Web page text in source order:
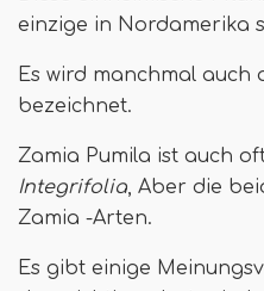
einzige in Nordamerika
Es wird manchmal auch
bezeichnet.
Zamia Pumila ist auch
Integrifolia, Aber die
Zamia -Arten.
Es gibt einige